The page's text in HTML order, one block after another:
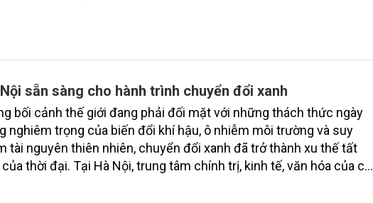
sẵn sàng cho hành trình chuyển đổi xanh
bối cảnh thế giới đang phải đối mặt với những thách thức ngày
nghiêm trọng của biến đổi khí hậu, ô nhiễm môi trường và suy
tài nguyên thiên nhiên, chuyển đổi xanh đã trở thành xu thế tất
thời đại. Tại Hà Nội, trung tâm chính trị, kinh tế, văn hóa của cả